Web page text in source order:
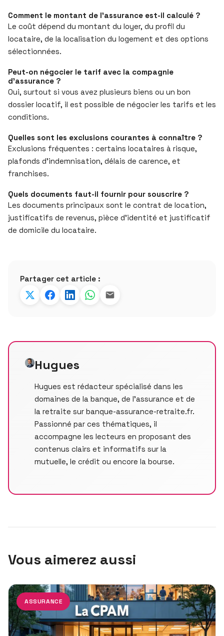
Comment le montant de l’assurance est-il calculé ?
Le coût dépend du montant du loyer, du profil du
locataire, de la localisation du logement et des options
sélectionnées.
Peut-on négocier le tarif avec la compagnie
d’assurance ?
Oui, surtout si vous avez plusieurs biens ou un bon
dossier locatif, il est possible de négocier les tarifs et les
conditions.
Quelles sont les exclusions courantes à connaître ?
Exclusions fréquentes : certains locataires à risque,
plafonds d’indemnisation, délais de carence, et
franchises.
Quels documents faut-il fournir pour souscrire ?
Les documents principaux sont le contrat de location,
justificatifs de revenus, pièce d’identité et justificatif
de domicile du locataire.
Partager cet article :
Hugues
Hugues est rédacteur spécialisé dans les
domaines de la banque, de l’assurance et de
la retraite sur banque-assurance-retraite.fr.
Passionné par ces thématiques, il
accompagne les lecteurs en proposant des
contenus clairs et informatifs sur la
mutuelle, le crédit ou encore la bourse.
Vous aimerez aussi
ASSURANCE